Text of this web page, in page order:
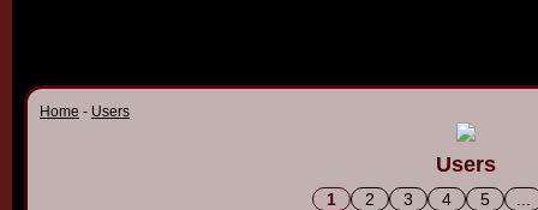
Home - Users
Users
1 2 3 4 5